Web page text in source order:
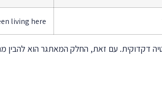
living here?
דקדוקית. עם זאת, החלק המאתגר הוא להבין